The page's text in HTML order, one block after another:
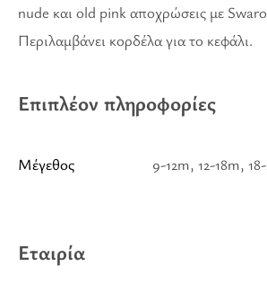
nude και old pink αποχρώσεις με
Περιλαμβάνει κορδέλα για το κεφάλι.
Επιπλέον πληροφορίες
Μέγεθος 9-12m, 12-18m,
Εταιρία